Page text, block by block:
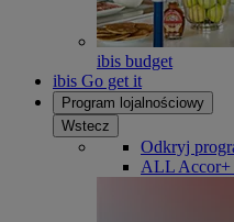
ibis budget
ibis Go get it
Program lojalnościowy
Wstecz
Odkryj
ALL Accor+